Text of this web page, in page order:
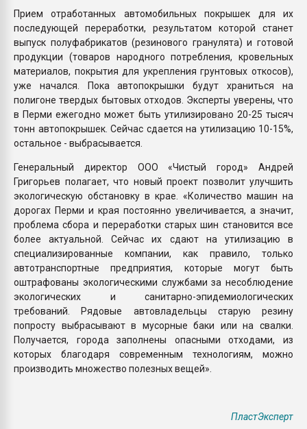
Прием отработанных автомобильных покрышек для их
последующей переработки, результатом которой станет
выпуск полуфабрикатов (резинового гранулята) и готовой
продукции (товаров народного потребления, кровельных
материалов, покрытия для укрепления грунтовых откосов),
уже начался. Пока автопокрышки будут храниться на
полигоне твердых бытовых отходов. Эксперты уверены, что
в Перми ежегодно может быть утилизировано 20-25 тысяч
тонн автопокрышек. Сейчас сдается на утилизацию 10-15%,
остальное - выбрасывается.
Генеральный директор ООО «Чистый город» Андрей
Григорьев полагает, что новый проект позволит улучшить
экологическую обстановку в крае. «Количество машин на
дорогах Перми и края постоянно увеличивается, а значит,
проблема сбора и переработки старых шин становится все
более актуальной. Сейчас их сдают на утилизацию в
специализированные компании, как правило, только
автотранспортные предприятия, которые могут быть
оштрафованы экологическими службами за несоблюдение
экологических и санитарно-эпидемиологических
требований. Рядовые автовладельцы старую резину
попросту выбрасывают в мусорные баки или на свалки.
Получается, города заполнены опасными отходами, из
которых благодаря современным технологиям, можно
производить множество полезных вещей».
ПластЭксперт